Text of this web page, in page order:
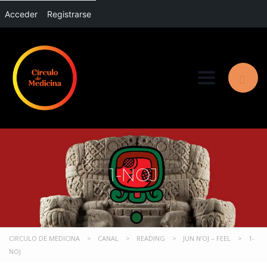
Acceder Registrarse
Toggle
1-NOJ
CIRCULO DE MEDICINA > CANAL > READING > JUN N’OJ – FEEL >
1-
NOJ